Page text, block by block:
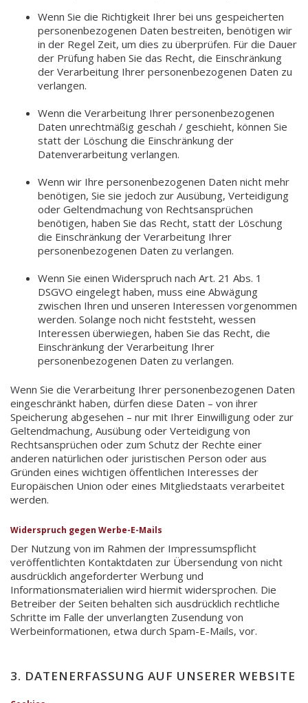
Wenn Sie die Richtigkeit Ihrer bei uns gespeicherten
personenbezogenen Daten bestreiten, benötigen wir
in der Regel Zeit, um dies zu überprüfen. Für die Dauer
der Prüfung haben Sie das Recht, die Einschränkung
der Verarbeitung Ihrer personenbezogenen Daten zu
verlangen.
Wenn die Verarbeitung Ihrer personenbezogenen
Daten unrechtmäßig geschah / geschieht, können Sie
statt der Löschung die Einschränkung der
Datenverarbeitung verlangen.
Wenn wir Ihre personenbezogenen Daten nicht mehr
benötigen, Sie sie jedoch zur Ausübung, Verteidigung
oder Geltendmachung von Rechtsansprüchen
benötigen, haben Sie das Recht, statt der Löschung
die Einschränkung der Verarbeitung Ihrer
personenbezogenen Daten zu verlangen.
Wenn Sie einen Widerspruch nach Art. 21 Abs. 1
DSGVO eingelegt haben, muss eine Abwägung
zwischen Ihren und unseren Interessen vorgenommen
werden. Solange noch nicht feststeht, wessen
Interessen überwiegen, haben Sie das Recht, die
Einschränkung der Verarbeitung Ihrer
personenbezogenen Daten zu verlangen.
Wenn Sie die Verarbeitung Ihrer personenbezogenen Daten
eingeschränkt haben, dürfen diese Daten – von ihrer
Speicherung abgesehen – nur mit Ihrer Einwilligung oder zur
Geltendmachung, Ausübung oder Verteidigung von
Rechtsansprüchen oder zum Schutz der Rechte einer
anderen natürlichen oder juristischen Person oder aus
Gründen eines wichtigen öffentlichen Interesses der
Europäischen Union oder eines Mitgliedstaats verarbeitet
werden.
Widerspruch gegen Werbe-E-Mails
Der Nutzung von im Rahmen der Impressumspflicht
veröffentlichten Kontaktdaten zur Übersendung von nicht
ausdrücklich angeforderter Werbung und
Informationsmaterialien wird hiermit widersprochen. Die
Betreiber der Seiten behalten sich ausdrücklich rechtliche
Schritte im Falle der unverlangten Zusendung von
Werbeinformationen, etwa durch Spam-E-Mails, vor.
3. DATENERFASSUNG AUF UNSERER WEBSITE